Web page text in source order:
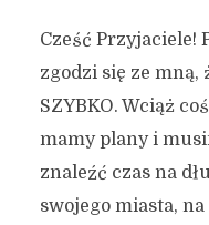
Cześć Przyjaciele!
zgodzi się ze mną,
SZYBKO. Wciąż
mamy plany i
znaleźć czas na
swojego miasta,